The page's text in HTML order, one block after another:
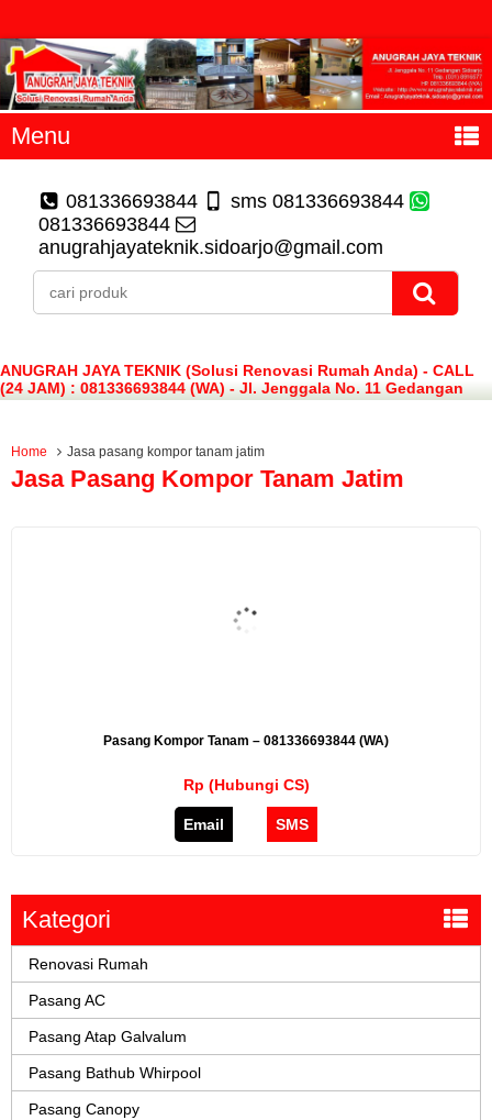
Menu
081336693844
sms 081336693844
081336693844
anugrahjayateknik.sidoarjo@gmail.com
ANUGRAH JAYA TEKNIK (Solusi Renovasi Rumah Anda) - CALL
(24 JAM) : 081336693844 (WA) - Jl. Jenggala No. 11 Gedangan
Sidoarjo
Home Jasa pasang kompor tanam jatim
Jasa Pasang Kompor Tanam Jatim
Pasang Kompor Tanam – 081336693844 (WA)
Rp (Hubungi CS)
Email SMS
Kategori
Renovasi Rumah
Pasang AC
Pasang Atap Galvalum
Pasang Bathub Whirpool
Pasang Canopy